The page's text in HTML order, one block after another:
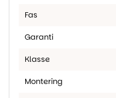
Fas
Garanti
Klasse
Montering